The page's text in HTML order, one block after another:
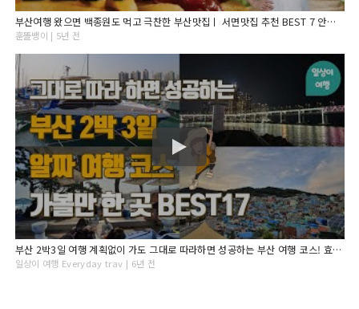
부산여행 왔으면 백종원도 먹고 극찬한 부산맛집ㅣ 서면맛집 추천 BEST 7 안보면후회
훈똘뱅이 | 5년 전
부산 2박3일 여행 계획없이 가도 그대로 따라하면 성공하는 부산 여행 코스! 효율적인 동선과 알짜코스를 그대로 담았어요. 국제시장, 부평깡통시장, 감천마을, 광안리, 해운대 등
일상이 여행 Everyday trav | 6년 전